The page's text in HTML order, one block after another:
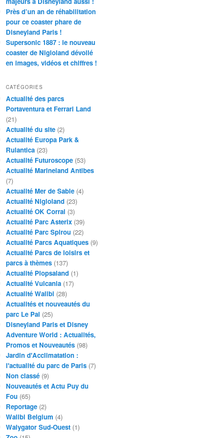
Près d’un an de réhabilitation
pour ce coaster phare de
Disneyland Paris !
Supersonic 1887 : le nouveau
coaster de Nigloland dévoilé
en images, vidéos et chiffres !
CATÉGORIES
Actualité des parcs
Portaventura et Ferrari Land
(21)
Actualité du site (2)
Actualité Europa Park &
Rulantica (23)
Actualité Futuroscope (53)
Actualité Marineland Antibes
(7)
Actualité Mer de Sable (4)
Actualité Nigloland (23)
Actualité OK Corral (3)
Actualité Parc Asterix (39)
Actualité Parc Spirou (22)
Actualité Parcs Aquatiques (9)
Actualité Parcs de loisirs et
parcs à thèmes (137)
Actualité Plopsaland (1)
Actualité Vulcania (17)
Actualité Walibi (28)
Actualités et nouveautés du
parc Le Pal (25)
Disneyland Paris et Disney
Adventure World : Actualités,
Promos et Nouveautés (98)
Jardin d'Acclimatation :
l'actualité du parc de Paris (7)
Non classé (9)
Nouveautés et Actu Puy du
Fou (65)
Reportage (2)
Walibi Belgium (4)
Walygator Sud-Ouest (1)